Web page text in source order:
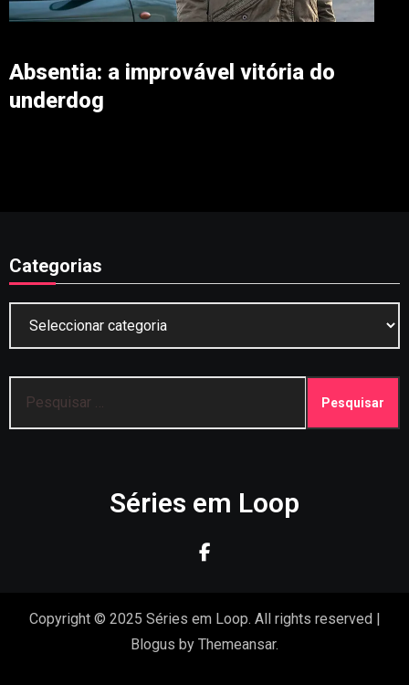
Absentia: a improvável vitória do
underdog
Categorias
por:
Séries em Loop
Copyright © 2025 Séries em Loop. All rights reserved |
Blogus by Themeansar.